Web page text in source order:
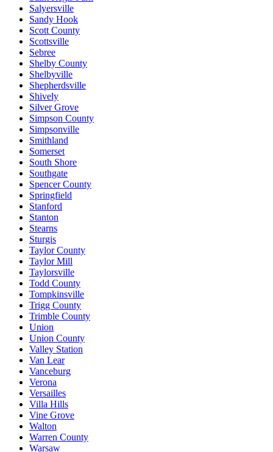
Salyersville
Sandy Hook
Scott County
Scottsville
Sebree
Shelby County
Shelbyville
Shepherdsville
Shively
Silver Grove
Simpson County
Simpsonville
Smithland
Somerset
South Shore
Southgate
Spencer County
Springfield
Stanford
Stanton
Stearns
Sturgis
Taylor County
Taylor Mill
Taylorsville
Todd County
Tompkinsville
Trigg County
Trimble County
Union
Union County
Valley Station
Van Lear
Vanceburg
Verona
Versailles
Villa Hills
Vine Grove
Walton
Warren County
Warsaw